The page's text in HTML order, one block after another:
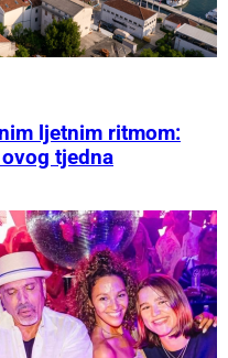
ljetnim ritmom:
tjedna